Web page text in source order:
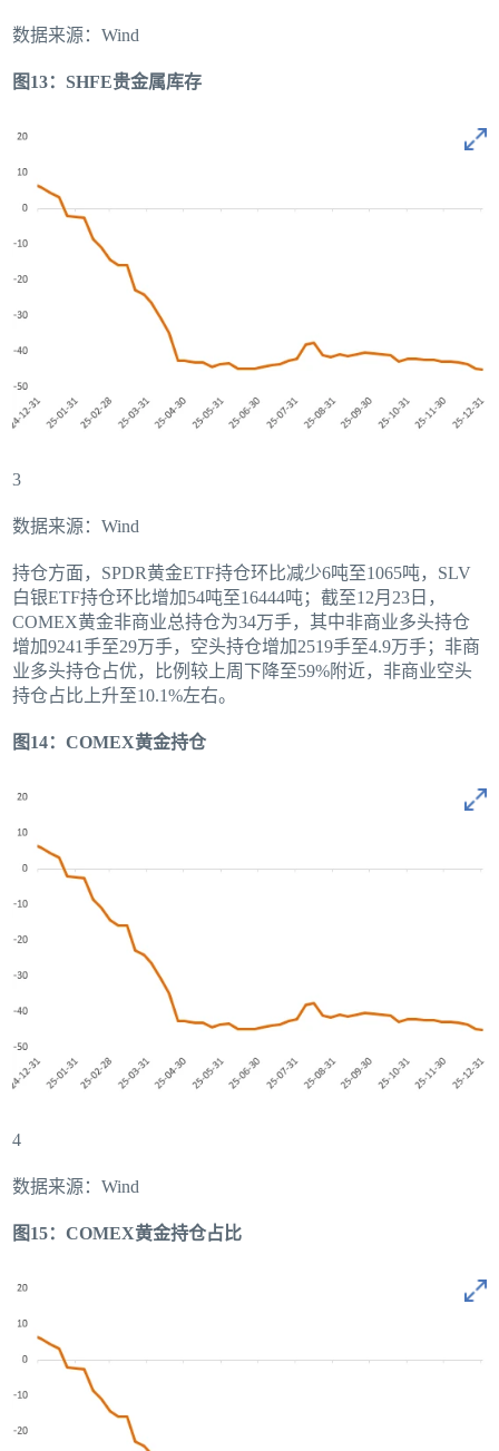
数据来源：Wind
图13：SHFE贵金属库存
3
数据来源：Wind
持仓方面，SPDR黄金ETF持仓环比减少6吨至1065吨，SLV
白银ETF持仓环比增加54吨至16444吨；截至12月23日，
COMEX黄金非商业总持仓为34万手，其中非商业多头持仓
增加9241手至29万手，空头持仓增加2519手至4.9万手；非商
业多头持仓占优，比例较上周下降至59%附近，非商业空头
持仓占比上升至10.1%左右。
图14：COMEX黄金持仓
4
数据来源：Wind
图15：COMEX黄金持仓占比